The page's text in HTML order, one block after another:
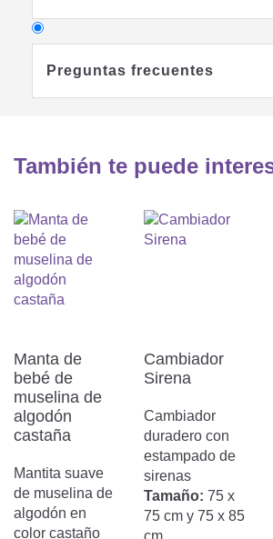
Preguntas frecuentes
¿Por qué mi bebé necesita
saco de dormir?
¿Qué ropa tiene que llevar
¿En qué hay que fijarse al
un saco de dormir para
También te puede
Manta de
bebé de
muselina de
algodón
castaña
Mantita suave
de muselina de
algodón en
color castaño
Cambiador
Sirena
Cambiador
duradero con
estampado de
sirenas
Tamaño:75 x
75 cm y 75 x 85
cm